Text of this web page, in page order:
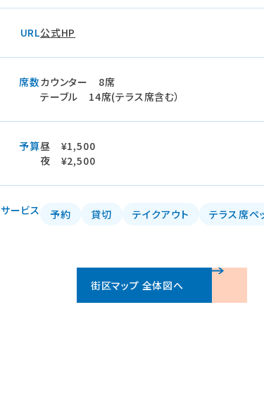
URL公式HP
席数カウンター 8席
テーブル 14席(テラス席含む）
予算昼 ¥1,500
夜 ¥2,500
サービス 予約 貸切 テイクアウト テラス席ペ
街区マップ 全体図へ